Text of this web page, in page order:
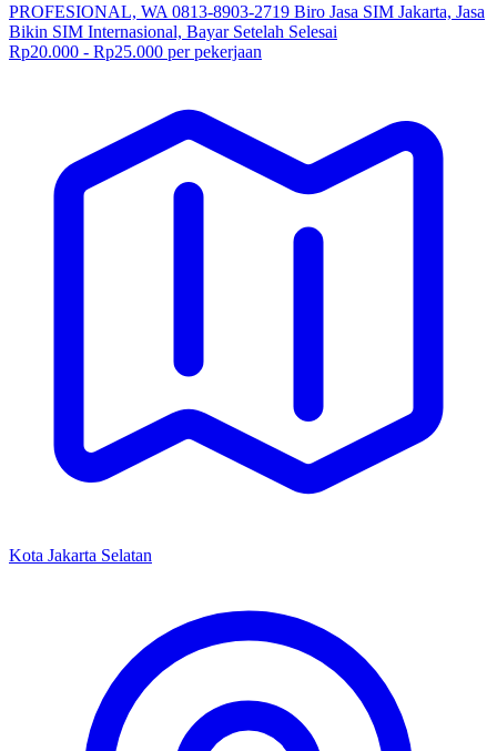
PROFESIONAL, WA 0813-8903-2719 Biro Jasa SIM Jakarta, Jasa
Bikin SIM Internasional, Bayar Setelah Selesai
Rp20.000 - Rp25.000 per pekerjaan
Kota Jakarta Selatan